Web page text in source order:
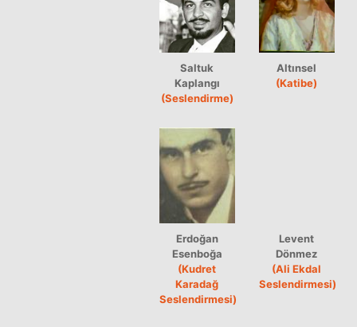
Saltuk
Kaplangı
(Seslendirme)
Altınsel
(Katibe)
Erdoğan
Esenboğa
(Kudret
Karadağ
Seslendirmesi)
Levent
Dönmez
(Ali Ekdal
Seslendirmesi)